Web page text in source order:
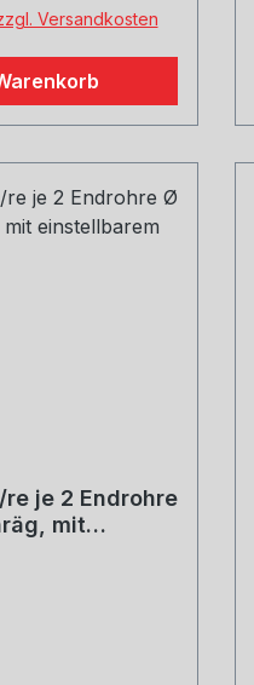
Versandkosten
je 2 Endrohre
mit